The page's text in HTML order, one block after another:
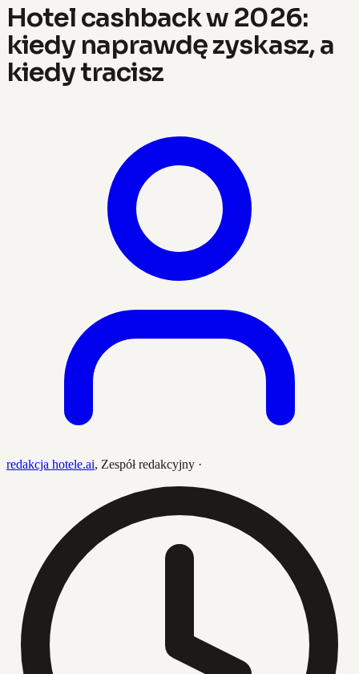
Hotel cashback w 2026:
kiedy naprawdę zyskasz, a
kiedy tracisz
redakcja hotele.ai, Zespół redakcyjny ·